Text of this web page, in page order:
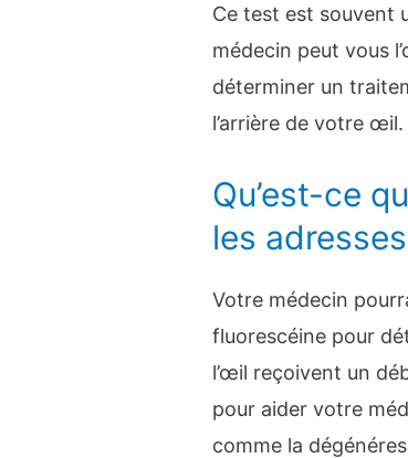
Ce test est souvent
médecin peut vous
déterminer un
l’arrière de votre œil.
Qu’est-ce
les
Votre médecin
fluorescéine pour
l’œil reçoivent un
pour aider votre
comme la